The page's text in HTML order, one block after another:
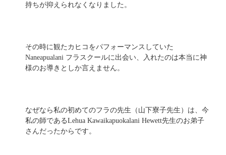
持ちが抑えられなくなりました。
その時に観たカヒコをパフォーマンスしていた
Naneapualani フラスクールに出会い、入れたのは本当に神
様のお導きとしか言えません。
なぜなら私の初めてのフラの先生（山下寮子先生）は、今
私の師であるLehua Kawaikapuokalani Hewett先生のお弟子
さんだったからです。